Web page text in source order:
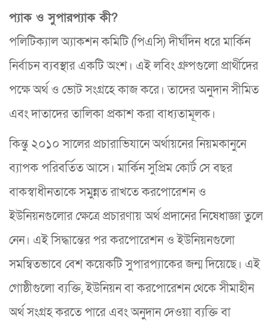
প্যাক ও সুপারপ্যাক কী?
পলিটিক্যাল অ্যাকশন কমিটি (পিএসি) দীর্ঘদিন ধরে মার্কিন
নির্বাচন ব্যবস্থার একটি অংশ। এই লবিং গ্রুপগুলো প্রার্থীদের
পক্ষে অর্থ ও ভোট সংগ্রহে কাজ করে। তাদের অনুদান সীমিত
এবং দাতাদের তালিকা প্রকাশ করা বাধ্যতামূলক।
কিন্তু ২০১০ সালের প্রচারাভিযানে অর্থায়নের নিয়মকানুনে
ব্যাপক পরিবর্তিত আসে। মার্কিন সুপ্রিম কোর্ট সে বছর
বাকস্বাধীনতাকে সমুন্নত রাখতে করপোরেশন ও
ইউনিয়নগুলোর ক্ষেত্রে প্রচারণায় অর্থ প্রদানের নিষেধাজ্ঞা তুলে
নেন। এই সিদ্ধান্তের পর করপোরেশন ও ইউনিয়নগুলো
সমন্বিতভাবে বেশ কয়েকটি সুপারপ্যাকের জন্ম দিয়েছে। এই
গোষ্ঠীগুলো ব্যক্তি, ইউনিয়ন বা করপোরেশন থেকে সীমাহীন
অর্থ সংগ্রহ করতে পারে এবং অনুদান দেওয়া ব্যক্তি বা